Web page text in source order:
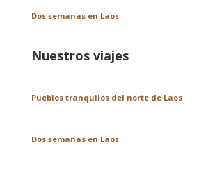
Dos semanas en Laos
Nuestros viajes
Pueblos tranquilos del norte de Laos
Dos semanas en Laos